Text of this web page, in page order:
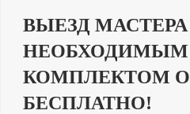
ВЫЕЗД МАСТЕРА
НЕОБХОДИМЫМ
КОМПЛЕКТОМ
БЕСПЛАТНО!